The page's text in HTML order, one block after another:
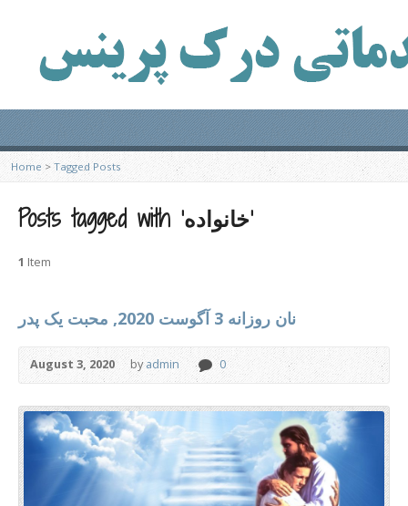
Home > Tagged Posts
Posts tagged with ‘خانواده’
1 Item
نان روزانه 3 آگوست 2020, محبت یک پدر
August 3, 2020 byadmin 0